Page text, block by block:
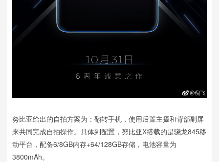
努比亚给出的自拍方案为：翻转手机，使用后置主摄和背部副屏
来共同完成自拍操作。具体到配置，努比亚X搭载的是骁龙845移
动平台，配备6/8GB内存+64/128GB存储，电池容量为
3800mAh。